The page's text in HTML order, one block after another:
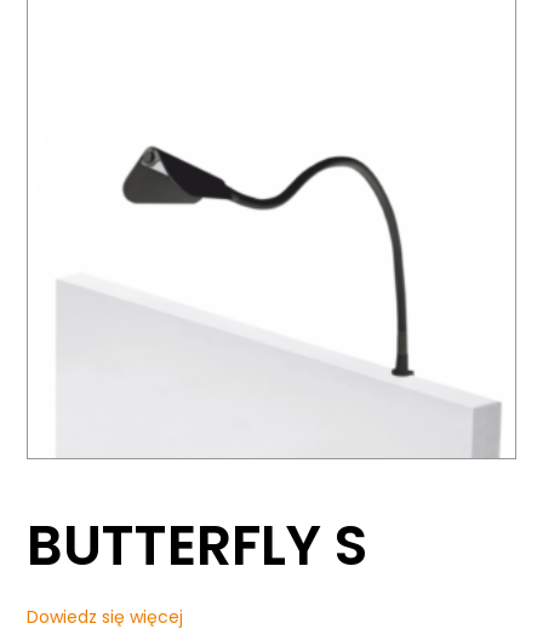
BUTTERFLY S
Dowiedz się więcej